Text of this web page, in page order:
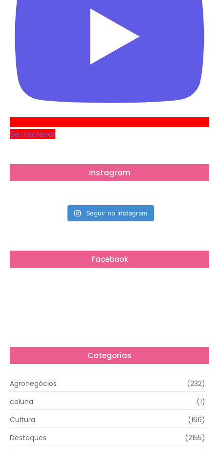
Se inscrever
Instagram
Seguir no Instagram
Facebook
Categorias
Agronegócios
(232)
coluna
(1)
Cultura
(166)
Destaques
(2155)